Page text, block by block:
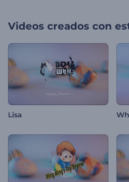
Videos creados con
Lisa